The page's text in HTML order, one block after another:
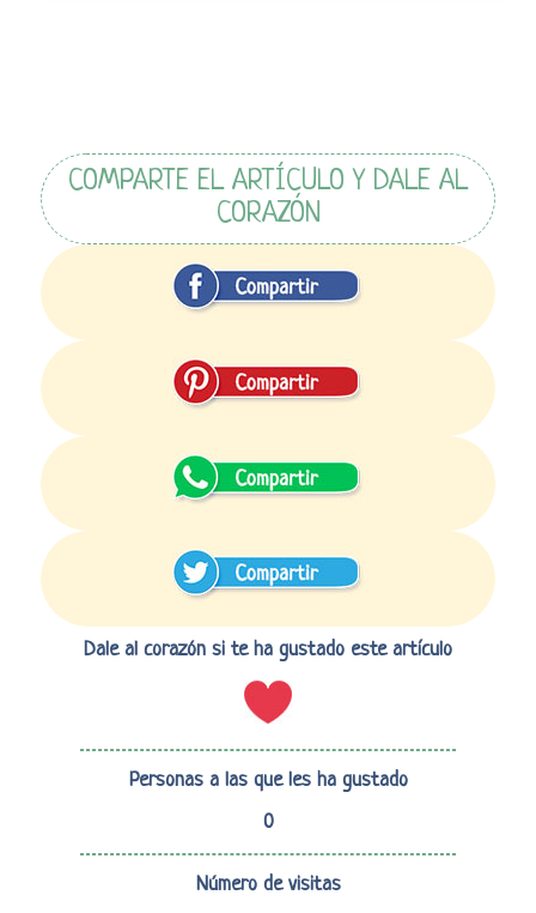
COMPARTE EL ARTÍCULO Y DALE AL
CORAZÓN
Dale al corazón si te ha gustado este artículo
Personas a las que les ha gustado
0
Número de visitas